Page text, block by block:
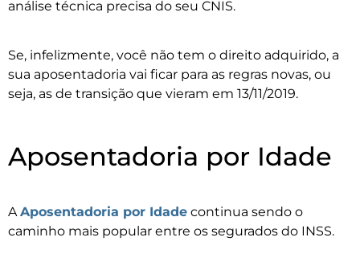
análise técnica precisa do seu CNIS.
Se, infelizmente, você não tem o direito adquirido, a
sua aposentadoria vai ficar para as regras novas, ou
seja, as de transição que vieram em 13/11/2019.
Aposentadoria por Idade
AAposentadoria por Idade continua sendo o
caminho mais popular entre os segurados do INSS.